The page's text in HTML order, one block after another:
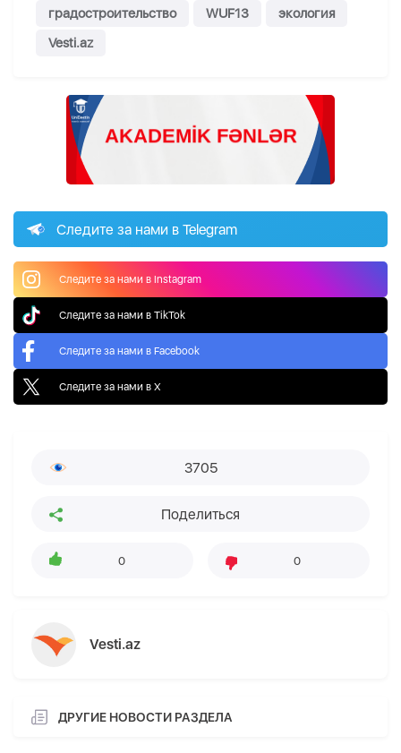
градостроительство
WUF13
экология
Vesti.az
Следите за нами в Telegram
Следите за нами в Instagram
Следите за нами в TikTok
Следите за нами в Facebook
Следите за нами в X
3705
Поделиться
0 0
Vesti.az
ДРУГИЕ НОВОСТИ РАЗДЕЛА